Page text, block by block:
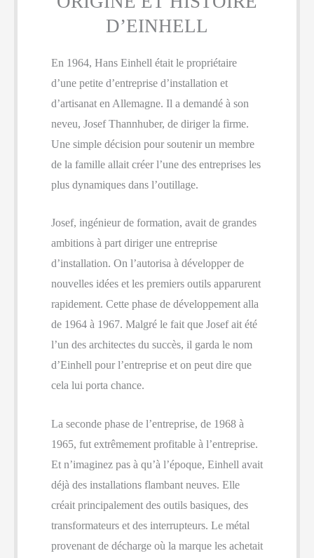
D’EINHELL
En 1964, Hans Einhell était le propriétaire
d’une petite d’entreprise d’installation et
d’artisanat en Allemagne. Il a demandé à son
neveu, Josef Thannhuber, de diriger la firme.
Une simple décision pour soutenir un membre
de la famille allait créer l’une des entreprises les
plus dynamiques dans l’outillage.
Josef, ingénieur de formation, avait de grandes
ambitions à part diriger une entreprise
d’installation. On l’autorisa à développer de
nouvelles idées et les premiers outils apparurent
rapidement. Cette phase de développement alla
de 1964 à 1967. Malgré le fait que Josef ait été
l’un des architectes du succès, il garda le nom
d’Einhell pour l’entreprise et on peut dire que
cela lui porta chance.
La seconde phase de l’entreprise, de 1968 à
1965, fut extrêmement profitable à l’entreprise.
Et n’imaginez pas à qu’à l’époque, Einhell avait
déjà des installations flambant neuves. Elle
créait principalement des outils basiques, des
transformateurs et des interrupteurs. Le métal
provenant de décharge où la marque les achetait